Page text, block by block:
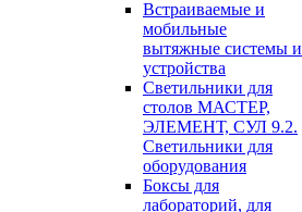
Встраиваемые и
мобильные
вытяжные системы и
устройства
Светильники для
столов МАСТЕР,
ЭЛЕМЕНТ, СУЛ 9.2.
Светильники для
оборудования
Боксы для
лабораторий, для